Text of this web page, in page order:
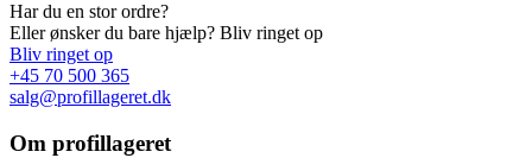
Har du en stor ordre?
Eller ønsker du bare hjælp? Bliv ringet op
Bliv ringet op
+45 70 500 365
salg@profillageret.dk
Om profillageret